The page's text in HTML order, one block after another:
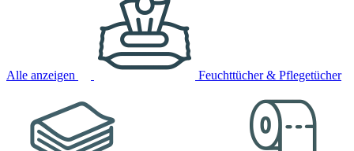
Alle anzeigen Feuchttücher & Pflegetücher